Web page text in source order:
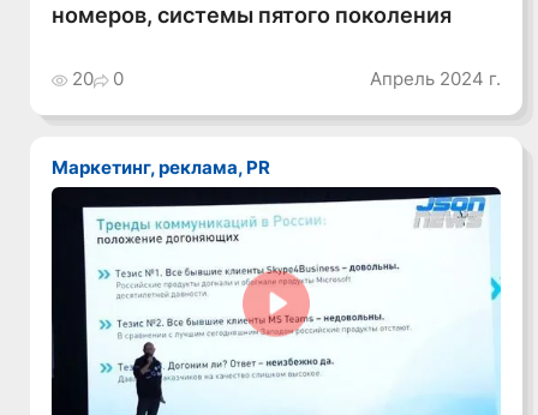
номеров, системы пятого поколения
20 0 Апрель 2024 г.
Маркетинг, реклама, PR